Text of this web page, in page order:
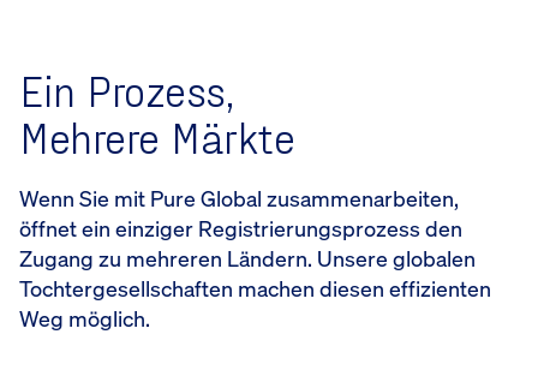
Ein Prozess,
Mehrere Märkte
Wenn Sie mit Pure Global zusammenarbeiten,
öffnet ein einziger Registrierungsprozess den
Zugang zu mehreren Ländern. Unsere globalen
Tochtergesellschaften machen diesen effizienten
Weg möglich.